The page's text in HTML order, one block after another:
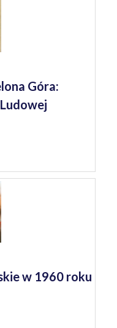
Góra:
w 1960 roku